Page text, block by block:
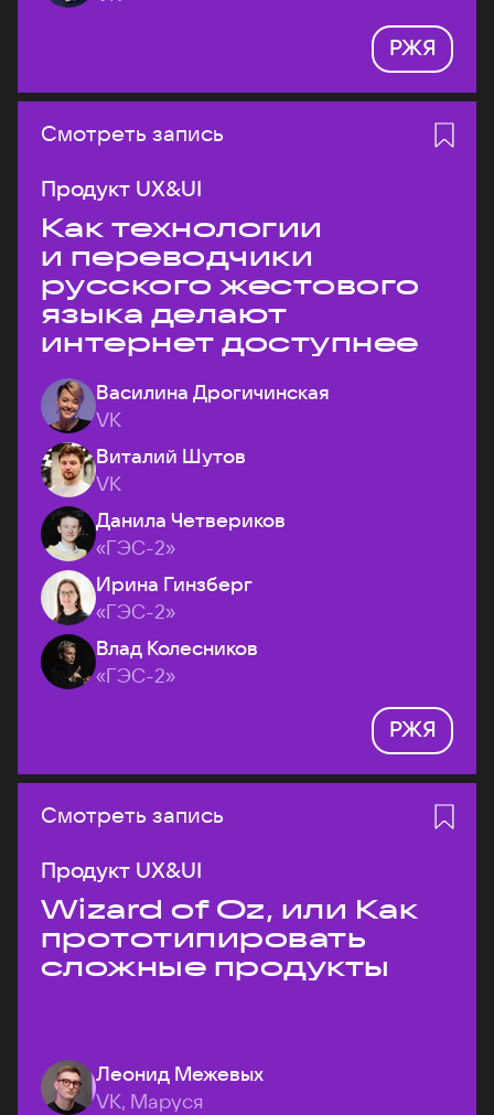
РЖЯ
Смотреть запись
Продукт UX&UI
Как технологии
и переводчики
русского жестового
языка делают
интернет доступнее
Василина Дрогичинская
VK
Виталий Шутов
VK
Данила Четвериков
«ГЭС-2»
Ирина Гинзберг
«ГЭС-2»
Влад Колесников
«ГЭС-2»
РЖЯ
Смотреть запись
Продукт UX&UI
Wizard of Oz, или Как
прототипировать
сложные продукты
Леонид Межевых
VK, Маруся